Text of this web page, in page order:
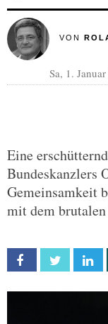
VON
Sa, 1.
Eine
Bundeskanzlers
Gemeinsamkeit
mit dem
Facebook Twitter